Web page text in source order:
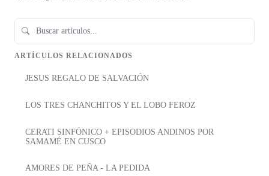
ARTÍCULOS RELACIONADOS
JESUS REGALO DE SALVACIÓN
LOS TRES CHANCHITOS Y EL LOBO FEROZ
CERATI SINFÓNICO + EPISODIOS ANDINOS POR
SAMAMÉ EN CUSCO
AMORES DE PEÑA - LA PEDIDA